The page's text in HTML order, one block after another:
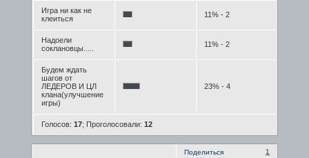
Игра ни как не
клеиться
11% - 2
Надоели
соклановцы.....
11% - 2
Будем ждать
шагов от
ЛЕДЕРОВ И ЦЛ
клана(улучшение
игры)
23% - 4
Голосов: 17; Проголосовали: 12
Поделиться
1